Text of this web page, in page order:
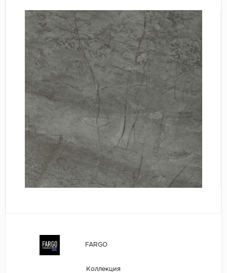
32 класс
33 класс
Палитра
Серый
Бежевый
Дуб светлый
Коричневый
Страна
Австрия
Бельгия
Германия
Плинтус
Кварцевый ламинат SPC
Подложка под паркет и ламинат
FARGO
Коллекция